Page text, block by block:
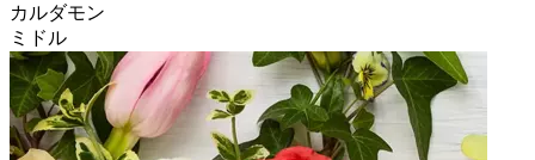
カルダモン
ミドル